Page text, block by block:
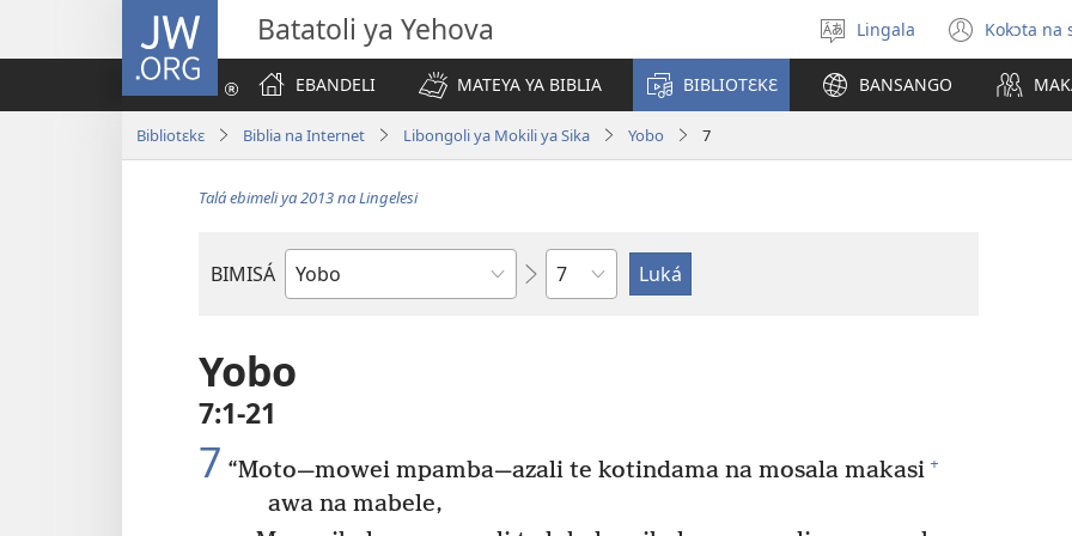
JW.ORG Batatoli ya Yehova
Poná
monɔkɔ
Lingala Kokɔta na
EBANDELI
MATEYA YA BIBLIA BIBLIOTƐKƐ BANSANGO
Bibliotɛkɛ Biblia na Internet Libongoli ya Mokili ya Sika Yobo 7
Talá ebimeli ya 2013 na Lingelesi
BIMISÁ
Mokanda
Mokapo
Yobo
7:1-21
7 “Moto—mowei mpamba—azali te kotindama na mosala makasi +
awa na mabele,